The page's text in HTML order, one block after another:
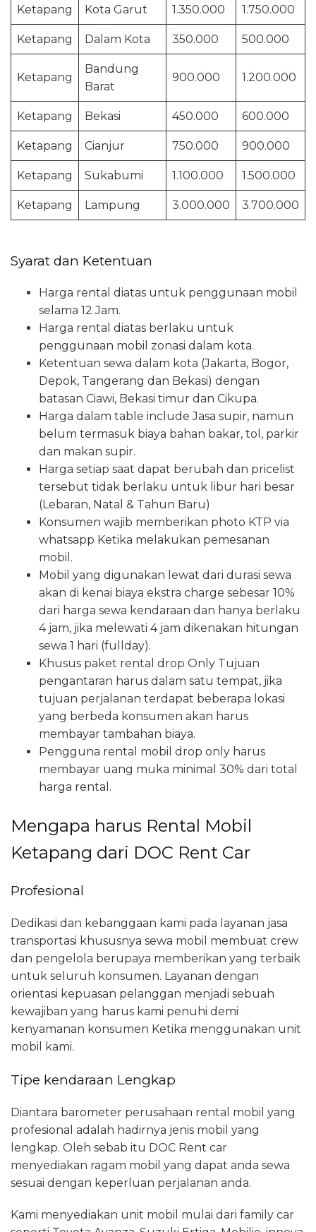
Ketapang Kota Garut 1.350.000 1.750.000
Ketapang Dalam Kota 350.000 500.000
Ketapang
Bandung
Barat
900.000 1.200.000
Ketapang Bekasi 450.000 600.000
Ketapang Cianjur 750.000 900.000
Ketapang Sukabumi 1.100.000 1.500.000
Ketapang Lampung 3.000.000 3.700.000
Syarat dan Ketentuan
Harga rental diatas untuk penggunaan mobil
selama 12 Jam.
Harga rental diatas berlaku untuk
penggunaan mobil zonasi dalam kota.
Ketentuan sewa dalam kota (Jakarta, Bogor,
Depok, Tangerang dan Bekasi) dengan
batasan Ciawi, Bekasi timur dan Cikupa.
Harga dalam table include Jasa supir, namun
belum termasuk biaya bahan bakar, tol, parkir
dan makan supir.
Harga setiap saat dapat berubah dan pricelist
tersebut tidak berlaku untuk libur hari besar
(Lebaran, Natal & Tahun Baru)
Konsumen wajib memberikan photo KTP via
whatsapp Ketika melakukan pemesanan
mobil.
Mobil yang digunakan lewat dari durasi sewa
akan di kenai biaya ekstra charge sebesar 10%
dari harga sewa kendaraan dan hanya berlaku
4 jam, jika melewati 4 jam dikenakan hitungan
sewa 1 hari (fullday).
Khusus paket rental drop Only Tujuan
pengantaran harus dalam satu tempat, jika
tujuan perjalanan terdapat beberapa lokasi
yang berbeda konsumen akan harus
membayar tambahan biaya.
Pengguna rental mobil drop only harus
membayar uang muka minimal 30% dari total
harga rental.
Mengapa harus Rental Mobil
Ketapang dari DOC Rent Car
Profesional
Dedikasi dan kebanggaan kami pada layanan jasa
transportasi khususnya sewa mobil membuat crew
dan pengelola berupaya memberikan yang terbaik
untuk seluruh konsumen. Layanan dengan
orientasi kepuasan pelanggan menjadi sebuah
kewajiban yang harus kami penuhi demi
kenyamanan konsumen Ketika menggunakan unit
mobil kami.
Tipe kendaraan Lengkap
Diantara barometer perusahaan rental mobil yang
profesional adalah hadirnya jenis mobil yang
lengkap. Oleh sebab itu DOC Rent car
menyediakan ragam mobil yang dapat anda sewa
sesuai dengan keperluan perjalanan anda.
Kami menyediakan unit mobil mulai dari family car